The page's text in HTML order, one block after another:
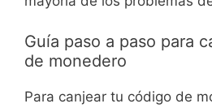
Guía paso a paso para
de monedero
Para canjear tu código de